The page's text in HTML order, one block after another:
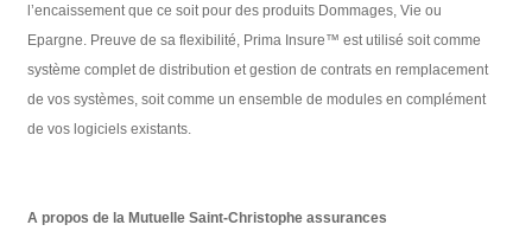
l’encaissement que ce soit pour des produits Dommages, Vie ou
Epargne. Preuve de sa flexibilité, Prima Insure™ est utilisé soit comme
système complet de distribution et gestion de contrats en remplacement
de vos systèmes, soit comme un ensemble de modules en complément
de vos logiciels existants.
A propos de la Mutuelle Saint-Christophe assurances